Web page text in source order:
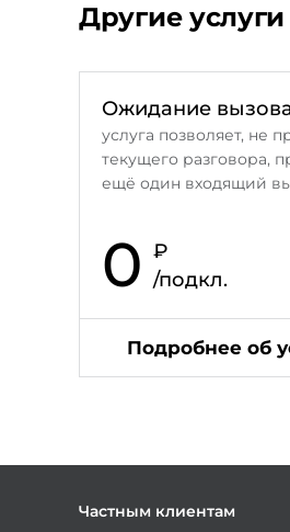
Другие
Ожидание
услуга позволяет, не
текущего разговора,
ещё один входящий
0 ₽
/подкл.
Подробнее об
Частным клиентам